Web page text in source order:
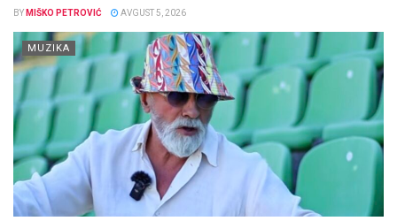
BY MIŠKO PETROVIĆ AVGUST 5, 2026
MUZIKA